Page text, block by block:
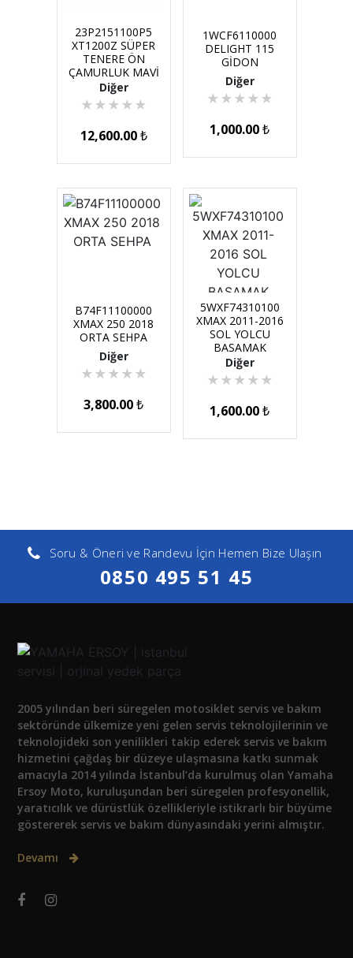
23P2151100P5
XT1200Z SÜPER
TENERE ÖN
ÇAMURLUK MAVİ
Diğer
★ ★ ★ ★ ★
12,600.00₺
1WCF6110000
DELIGHT 115
GİDON
Diğer
★ ★ ★ ★ ★
1,000.00₺
B74F11100000
XMAX 250 2018
ORTA SEHPA
Diğer
★ ★ ★ ★ ★
3,800.00₺
5WXF74310100
XMAX 2011-2016
SOL YOLCU
BASAMAK
Diğer
★ ★ ★ ★ ★
1,600.00₺
Soru & Öneri ve Randevu İçin Hemen Bize Ulaşın
0850 495 51 45
2005 yılından beri süregelen motosiklet servis ve bakım
sektöründe ülkemize yeni gelen servis teknolojilerinin ve
teknolojideki son yenilikleri takip ederek servis ve bakım
hizmetini çağdaş bir düzeye ulaşmasına katkı sunmak
amacıyla 2014 yılında İstanbul’da kurulmuş olan Yamaha
Ersoy Moto, kuruluşundan beri süregelen profesyonellik,
yaratıcılık ve dürüstlük özellikleriyle istikrarlı bir büyüme
göstererek servis ve bakım dünyasındaki yerini almıştır.
Devamı